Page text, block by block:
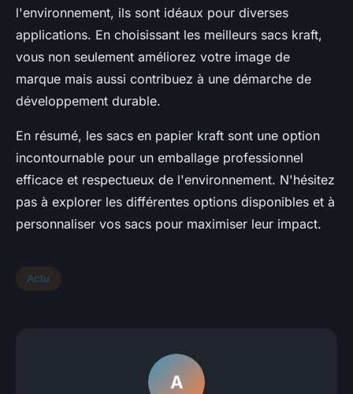
l'environnement, ils sont idéaux pour diverses
applications. En choisissant les meilleurs sacs kraft,
vous non seulement améliorez votre image de
marque mais aussi contribuez à une démarche de
développement durable.
En résumé, les sacs en papier kraft sont une option
incontournable pour un emballage professionnel
efficace et respectueux de l'environnement. N'hésitez
pas à explorer les différentes options disponibles et à
personnaliser vos sacs pour maximiser leur impact.
Actu
A